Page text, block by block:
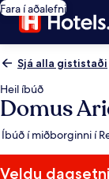
Fara í aðalefni
Sjá alla gististaði
Heil íbúð
Domus
Íbúð í miðborginni í
Veldu